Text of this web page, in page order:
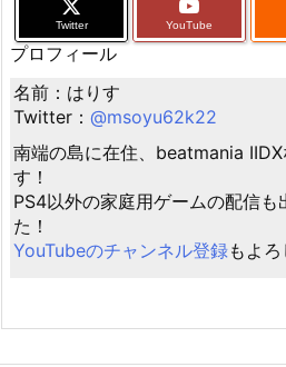
Twitter YouTube
プロフィール
名前：はりす
Twitter： @msoyu62k22
南端の島に在住、beatmania
す！
PS4以外の家庭用ゲームの配信も
た！
YouTubeのチャンネル登録もよろ